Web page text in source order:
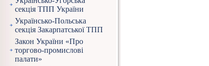
секція ТПП України
Українсько-Польська
секція Закарпатської ТПП
Закон України «Про
торгово-промислові
палати»